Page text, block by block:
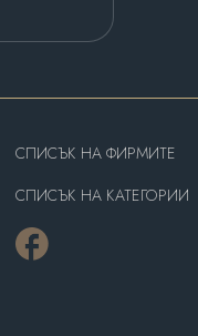
СПИСЪК НА ФИРМИТЕ
СПИСЪК НА КАТЕГОРИИ